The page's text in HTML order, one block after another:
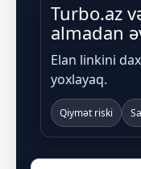
Turbo.az
almadan
Elan linkini
yoxlayaq.
Qiymət riski